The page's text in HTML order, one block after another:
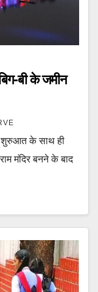
बी के जमीन
शुरुआत के साथ ही
मंदिर बनने के बाद